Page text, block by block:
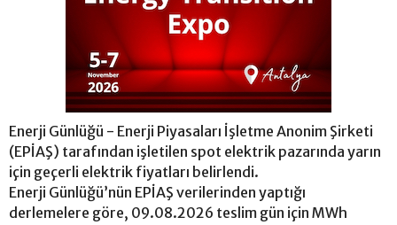
Enerji Günlüğü - Enerji Piyasaları İşletme Anonim Şirketi
(EPİAŞ) tarafından işletilen spot elektrik pazarında yarın
için geçerli elektrik fiyatları belirlendi.
Enerji Günlüğü’nün EPİAŞ verilerinden yaptığı
derlemelere göre, 09.08.2026 teslim gün için MWh